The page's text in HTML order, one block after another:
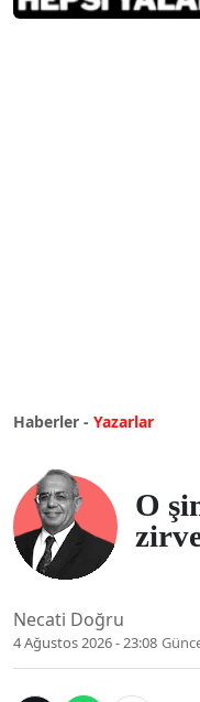
Haberler - Yazarlar
O
Necati Doğru
4 Ağustos 2026 - 23:08